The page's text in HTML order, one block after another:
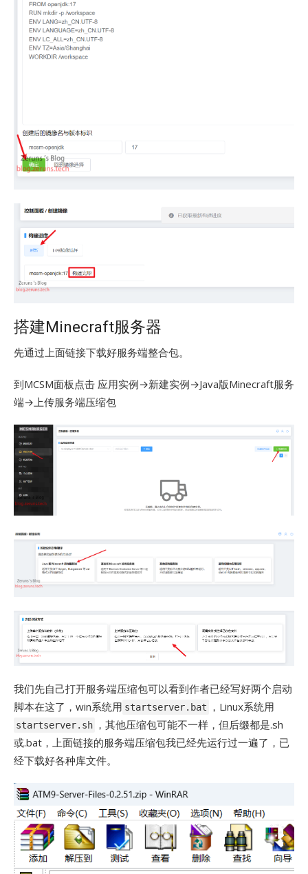
搭建Minecraft服务器
先通过上面链接下载好服务端整合包。
到MCSM面板点击 应用实例→新建实例→Java版Minecraft服务
端→上传服务端压缩包
我们先自己打开服务端压缩包可以看到作者已经写好两个启动
脚本在这了，win系统用 startserver.bat ，Linux系统用
startserver.sh ，其他压缩包可能不一样，但后缀都是.sh
或.bat，上面链接的服务端压缩包我已经先运行过一遍了，已
经下载好各种库文件。